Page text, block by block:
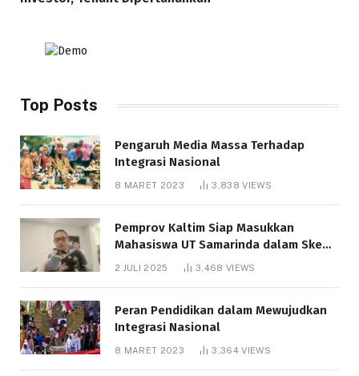
Top Posts
Pengaruh Media Massa Terhadap
Integrasi Nasional
8 MARET 2023 3,838VIEWS
Pemprov Kaltim Siap Masukkan
Mahasiswa UT Samarinda dalam Skema
Bantuan Pendidikan Gratispol
2 JULI 2025 3,468 VIEWS
Peran Pendidikan dalam Mewujudkan
Integrasi Nasional
8 MARET 2023 3,364VIEWS